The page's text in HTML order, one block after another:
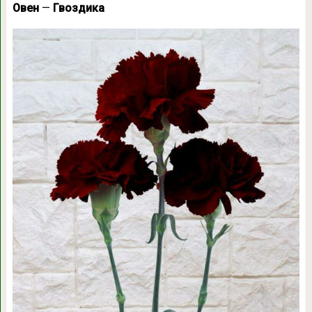
Овен— Гвоздика